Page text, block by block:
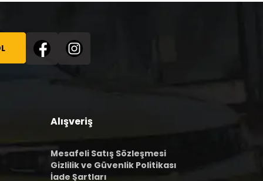
Alışveriş
Mesafeli Satış Sözleşmesi
Gizlilik ve Güvenlik Politikası
İade Şartları